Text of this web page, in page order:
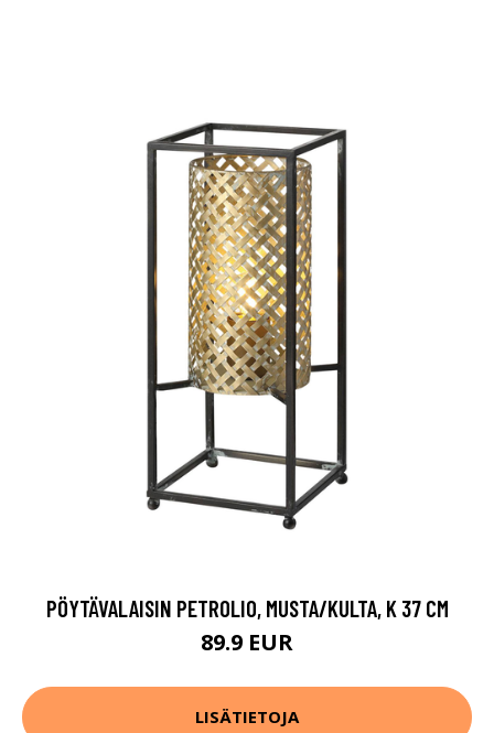
PÖYTÄVALAISIN PETROLIO, MUSTA/KULTA, K 37 CM
89.9 EUR
LISÄTIETOJA